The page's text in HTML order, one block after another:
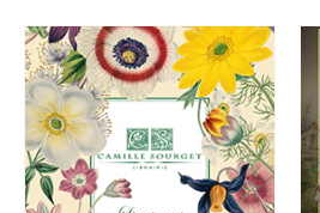
laquale
serve
al
Cancellaresco
&
Mercantesco.